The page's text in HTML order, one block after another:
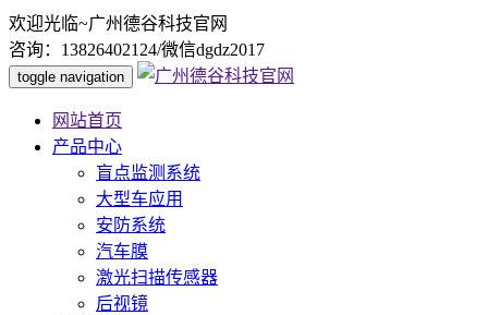
欢迎光临~广州德谷科技官网
咨询：13826402124/微信dgdz2017
toggle navigation
网站首页
产品中心
盲点监测系统
大型车应用
安防系统
汽车膜
激光扫描传感器
后视镜